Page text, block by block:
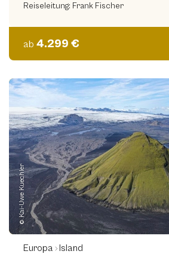
Reiseleitung: Frank Fischer
ab 4.299 €
© Kai-Uwe Kuechler
Europa Island